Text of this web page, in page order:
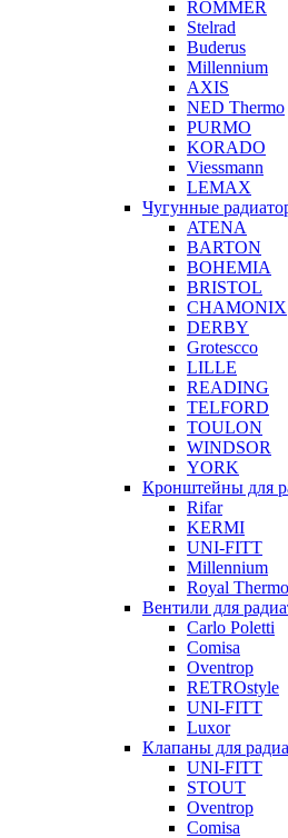
ROMMER
Stelrad
Buderus
Millennium
AXIS
NED Thermo
PURMO
KORADO
Viessmann
LEMAX
Чугунные
ATENA
BARTON
BOHEMIA
BRISTOL
CHAMONIX
DERBY
Grotescco
LILLE
READING
TELFORD
TOULON
WINDSOR
YORK
Кронштейны для
Rifar
KERMI
UNI-FITT
Millennium
Royal Thermo
Вентили для
Carlo Poletti
Comisa
Oventrop
RETROstyle
UNI-FITT
Luxor
Клапаны для
UNI-FITT
STOUT
Oventrop
Comisa